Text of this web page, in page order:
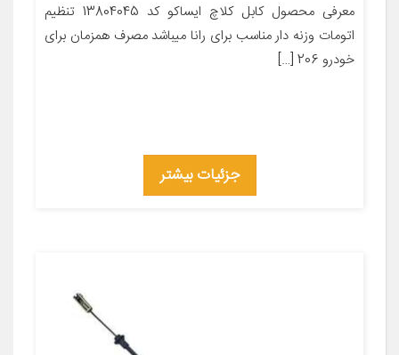
معرفی محصول کابل کلاچ ایساکو کد 13804045 تنظیم
اتومات وزنه دار مناسب برای رانا میباشد مصرف همزمان برای
خودرو 206 […]
جزئیات بیشتر